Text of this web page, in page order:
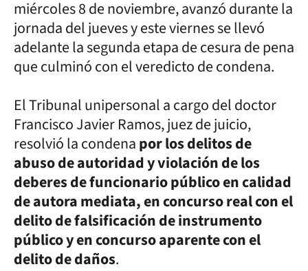
miércoles 8 de noviembre, avanzó durante la
jornada del jueves y este viernes se llevó
adelante la segunda etapa de cesura de pena
que culminó con el veredicto de condena.
El Tribunal unipersonal a cargo del doctor
Francisco Javier Ramos, juez de juicio,
resolvió la condenapor los delitos de
abuso de autoridad y violación de los
deberes de funcionario público en calidad
de autora mediata, en concurso real con el
delito de falsificación de instrumento
público y en concurso aparente con el
delito de daños.